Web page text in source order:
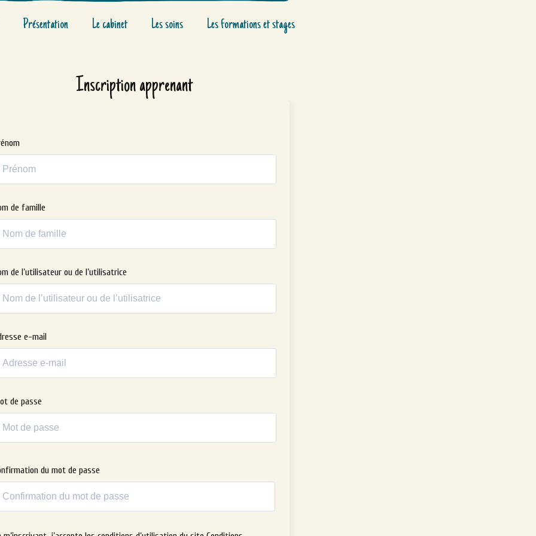
Présentation Le cabinet Les soins Les formations et stages
Inscription apprenant
de famille
de l’utilisateur ou de l’utilisatrice
e-mail
de passe
du mot de passe